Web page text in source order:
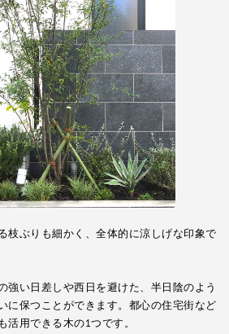
枝ぶりも細かく、全体的に涼しげな印象で
強い日差しや西日を避けた、半日陰のよう
に保つことができます。都心の住宅街など
用できる木の1つです。